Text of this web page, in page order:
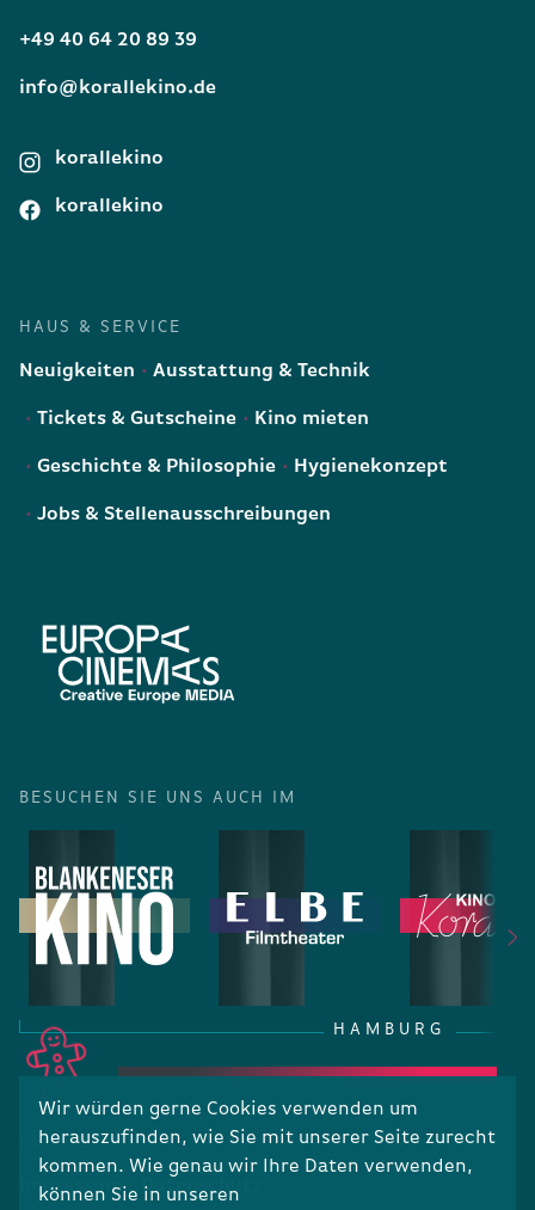
Wir würden gerne Cookies verwenden um
herauszufinden, wie Sie mit unserer Seite zurecht
kommen. Wie genau wir Ihre Daten verwenden,
können Sie in unseren
+49 40 64 20 89 39
info@korallekino.de
korallekino
korallekino
HAUS & SERVICE
Neuigkeiten Ausstattung & Technik
Tickets & Gutscheine Kino mieten
Geschichte & Philosophie Hygienekonzept
Jobs & Stellenausschreibungen
BESUCHEN SIE UNS AUCH IM
HAMBURG
RECHTLICHES
Impressum Datenschutz